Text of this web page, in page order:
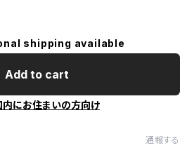
shipping available
Add to cart
内にお住まいの方向け
通報する